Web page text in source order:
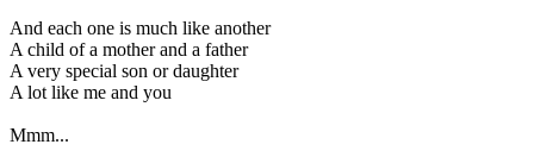
And each one is much like another
A child of a mother and a father
A very special son or daughter
A lot like me and you
Mmm...